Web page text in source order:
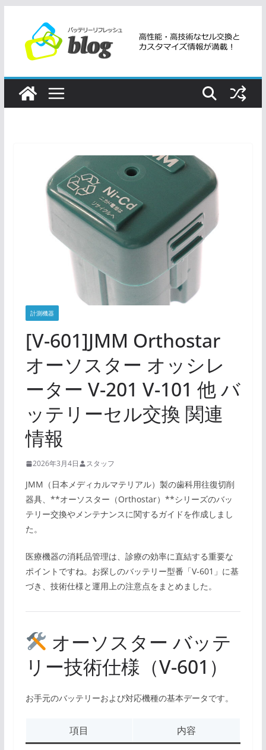
ツ
計測機器
[V-601]JMM Orthostar
オーソスター オッシレ
ーター V-201 V-101 他 バ
ッテリーセル交換 関連
情報
2026年3月4日 スタッフ
JMM（日本メディカルマテリアル）製の歯科用往復切削
器具、**オーソスター（Orthostar）**シリーズのバッ
テリー交換やメンテナンスに関するガイドを作成しまし
た。
医療機器の消耗品管理は、診療の効率に直結する重要な
ポイントですね。お探しのバッテリー型番「V-601」に基
づき、技術仕様と運用上の注意点をまとめました。
オーソスター バッテ
リー技術仕様（V-601）
お手元のバッテリーおよび対応機種の基本データです。
項目
内容